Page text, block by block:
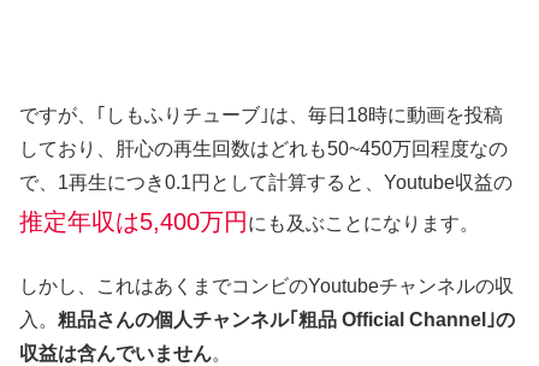
ですが、｢しもふりチューブ｣は、毎日18時に動画を投稿
しており、肝心の再生回数はどれも50~450万回程度なの
で、1再生につき0.1円として計算すると、Youtube収益の
推定年収は5,400万円 にも及ぶことになります。
しかし、これはあくまでコンビのYoutubeチャンネルの収
入。 粗品さんの個人チャンネル｢粗品 Official Channel｣の
収益は含んでいません。